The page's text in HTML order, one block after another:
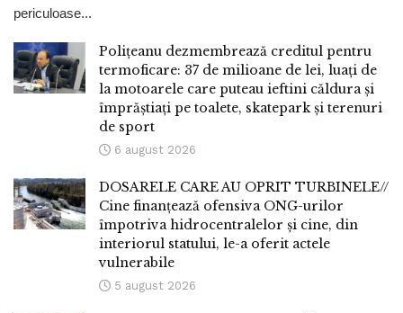
periculoase...
Polițeanu dezmembrează creditul pentru
termoficare: 37 de milioane de lei, luați de
la motoarele care puteau ieftini căldura și
împrăștiați pe toalete, skatepark și terenuri
de sport
6 august 2026
DOSARELE CARE AU OPRIT TURBINELE//
Cine finanțează ofensiva ONG-urilor
împotriva hidrocentralelor și cine, din
interiorul statului, le-a oferit actele
vulnerabile
5 august 2026